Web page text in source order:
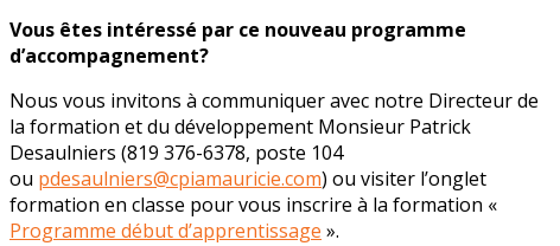
Vous êtes intéressé par ce nouveau programme
d’accompagnement?
Nous vous invitons à communiquer avec notre Directeur de
la formation et du développement Monsieur Patrick
Desaulniers (819 376-6378, poste 104
ou pdesaulniers@cpiamauricie.com) ou visiter l’onglet
formation en classe pour vous inscrire à la formation «
Programme début d’apprentissage ».